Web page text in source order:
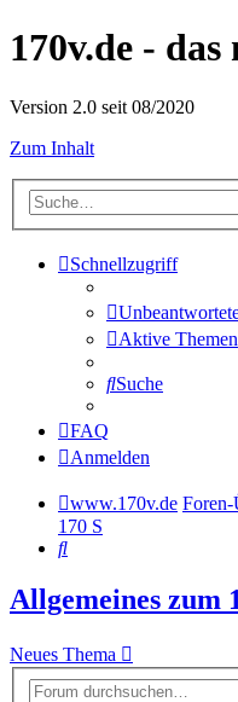
170v.de -
Version 2.0 seit 08/2020
Zum Inhalt
Schnellzugriff
Aktive Themen
Suche
FAQ
Anmelden
www.170v.de Foren-
170 S
Suche
Allgemeines zum
Neues Thema